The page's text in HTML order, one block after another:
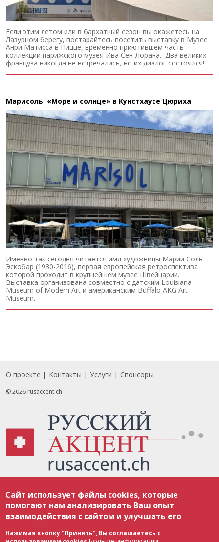
Если этим летом или в бархатный сезон вы окажетесь на
Лазурном берегу, постарайтесь посетить выставку в Музее
Анри Матисса в Ницце, временно приютившем часть
коллекции парижского музея Ива Сен-Лорана. Два великих
француза никогда не встречались, но их диалог состоялся!
Марисоль: «Море и солнце» в Кунстхаусе Цюриха
Именно так сегодня читается имя художницы Марии Соль
Эскобар (1930-2016), первая европейская ретроспектива
которой проходит в крупнейшем музее Швейцарии.
Выставка организована совместно с датским Louisiana
Museum of Modern Art и американским Buffalo AKG Art
Museum.
Footer
О проекте Контакты Услуги Спонсоры
© 2026 rusaccent.ch
соответствии с законодательством Швейцарии об авторском праве и
международными соглашениями. Полное или частичное использование
материалов возможно только с разрешения редакции. В случае полного
или частичного воспроизведения материалов сайта rusaccent.ch,
ОБЯЗАТЕЛЬНА АКТИВНАЯ ГИПЕРССЫЛКА на конкретный заимствованный
текст. Фотоизображения, размещенные редакцией rusaccent.ch, являются
ее исключительной собственностью. Полное или частичное
Сайт использует файлы cookies, которые
помогают нам анализировать Ваш опыт
взаимодействия с сайтом и улучшать его
Нажимая кнопку "Принять", Вы соглашаетесь с